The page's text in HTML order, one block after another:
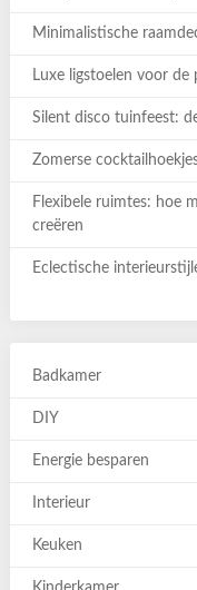
Minimalistische
Luxe ligstoelen voor
Silent disco tuinfeest:
Zomerse
Flexibele ruimtes: hoe
creëren
Eclectische
Badkamer
DIY
Energie besparen
Interieur
Keuken